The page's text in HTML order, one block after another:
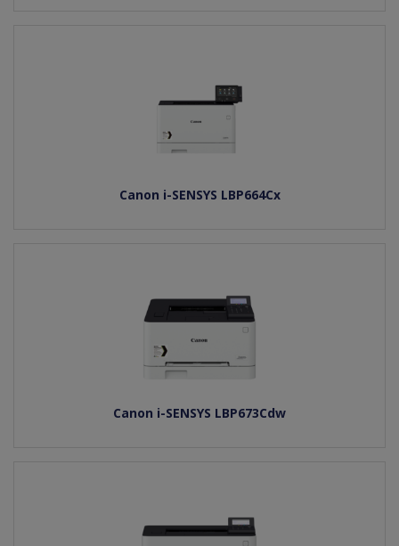
Canon i-SENSYS LBP664Cx
Canon i-SENSYS LBP673Cdw